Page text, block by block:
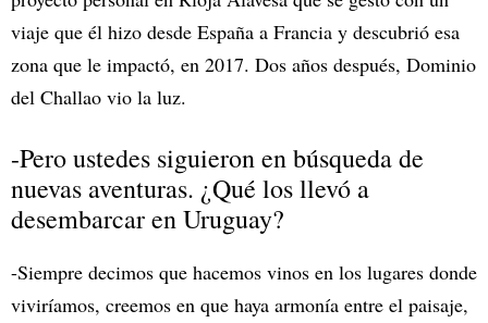
viaje que él hizo desde España a Francia y descubrió esa
zona que le impactó, en 2017. Dos años después, Dominio
del Challao vio la luz.
-Pero ustedes siguieron en búsqueda de
nuevas aventuras. ¿Qué los llevó a
desembarcar en Uruguay?
-Siempre decimos que hacemos vinos en los lugares donde
viviríamos, creemos en que haya armonía entre el paisaje,